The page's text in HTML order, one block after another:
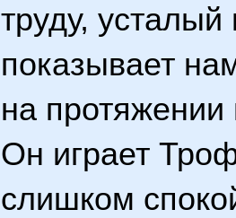
труду,
показывает
на протяжении
Он играет
слишком